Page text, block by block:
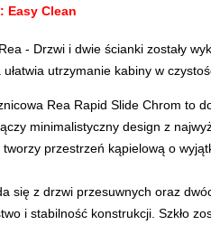
Easy Clean
- Drzwi i dwie ścianki zostały
ułatwia utrzymanie kabiny w
Rea Rapid Slide Chrom to
minimalistyczny design z
przestrzeń kąpielową o
się z drzwi przesuwnych oraz
i stabilność konstrukcji. Szkło